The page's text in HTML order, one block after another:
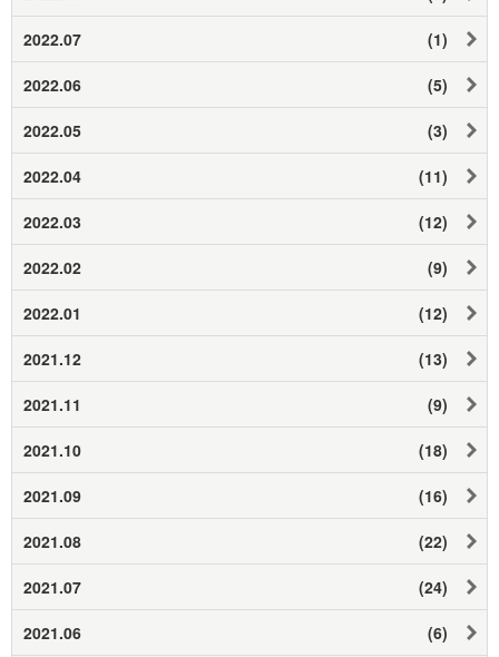
2022.07 (1)
2022.06 (5)
2022.05 (3)
2022.04 (11)
2022.03 (12)
2022.02 (9)
2022.01 (12)
2021.12 (13)
2021.11 (9)
2021.10 (18)
2021.09 (16)
2021.08 (22)
2021.07 (24)
2021.06 (6)